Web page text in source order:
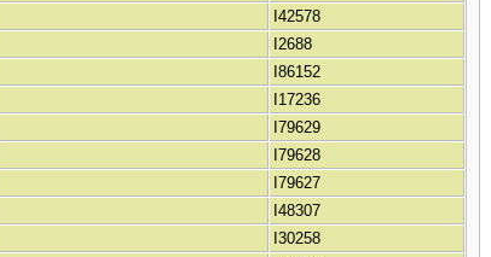
I42578
I2688
I86152
I17236
I79629
I79628
I79627
I48307
I30258